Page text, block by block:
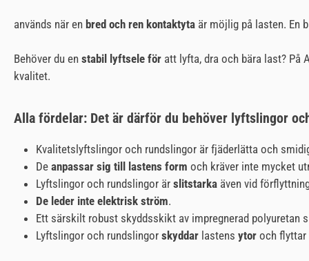
används när en bred och ren kontaktyta är möjlig på lasten. En
Behöver du en stabil lyftsele för att lyfta, dra och bära last? På
kvalitet.
Alla fördelar: Det är därför du behöver lyftslingor
Kvalitetslyftslingor och rundslingor är fjäderlätta och
De anpassar sig till lastens form och kräver inte mycket
Lyftslingor och rundslingor är slitstarka även vid
De leder inte elektrisk ström.
Ett särskilt robust skyddsskikt av impregnerad polyuretan
Lyftslingor och rundslingor skyddar lastens ytor och flyttar